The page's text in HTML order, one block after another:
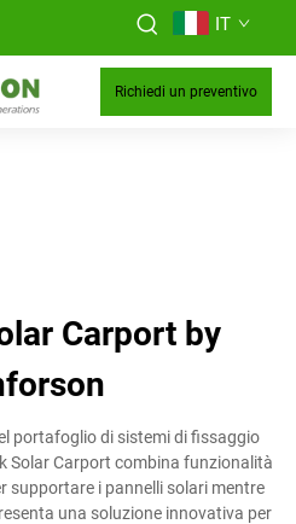
IT
Richiedi un preventivo
Carport by
portafoglio di sistemi di fissaggio
Solar Carport combina funzionalità
supportare i pannelli solari mentre
una soluzione innovativa per